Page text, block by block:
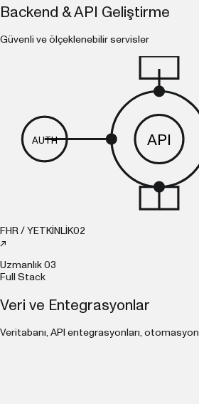
Backend & API Geliştirme
Güvenli ve ölçeklenebilir servisler
API
AUTH
FHR / YETKİNLİK02
↗
Uzmanlık 03
Full Stack
Veri ve Entegrasyonlar
Veritabanı, API entegrasyonları, otomasyon